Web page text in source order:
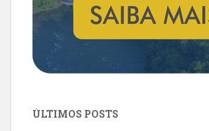
ÚLTIMOS POSTS